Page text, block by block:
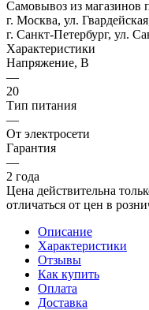
Самовывоз из магазинов
г. Москва, ул.
г. Санкт-Петербург, ул.
Характеристики
Напряжение, В
—
20
Тип питания
—
От электросети
Гарантия
—
2 года
Цена действительна
отличаться от цен в
Описание
Характеристики
Отзывы
Как купить
Оплата
Доставка